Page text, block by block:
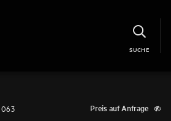
SUCHE
Preis auf Anfrage